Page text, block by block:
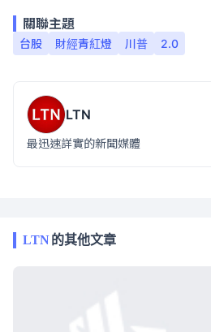
關聯主題
台股 財經青紅燈 川普 2.0
LTN
最迅速詳實的新聞媒體
LTN的其他文章